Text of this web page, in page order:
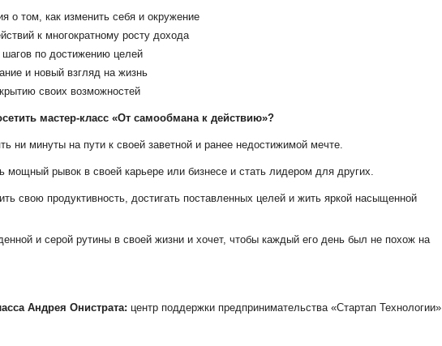
о том, как изменить себя и окружение
к многократному росту дохода
шагов по достижению целей
и новый взгляд на жизнь
своих возможностей
мастер-класс «От самообмана к действию»?
ни минуты на пути к своей заветной и ранее недостижимой мечте.
мощный рывок в своей карьере или бизнесе и стать лидером для других.
свою продуктивность, достигать поставленных целей и жить яркой насыщенной
и серой рутины в своей жизни и хочет, чтобы каждый его день был не похож на
Андрея Онистрата: центр поддержки предпринимательства «Стартап Технологии»